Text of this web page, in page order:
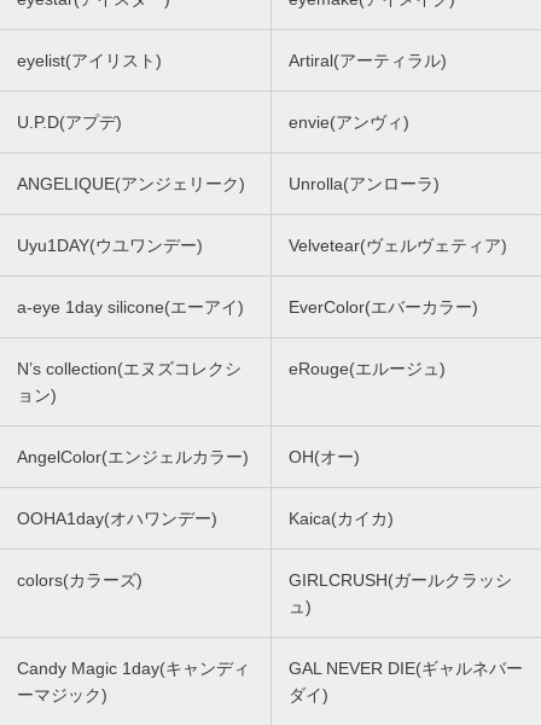
eyelist(アイリスト) Artiral(アーティラル)
U.P.D(アプデ) envie(アンヴィ)
ANGELIQUE(アンジェリーク) Unrolla(アンローラ)
Uyu1DAY(ウユワンデー) Velvetear(ヴェルヴェティア)
a-eye 1day silicone(エーアイ) EverColor(エバーカラー)
N’s collection(エヌズコレクシ
ョン)
eRouge(エルージュ)
AngelColor(エンジェルカラー) OH(オー)
OOHA1day(オハワンデー) Kaica(カイカ)
colors(カラーズ)
GIRLCRUSH(ガールクラッシ
ュ)
Candy Magic 1day(キャンディ
ーマジック)
GAL NEVER DIE(ギャルネバー
ダイ)